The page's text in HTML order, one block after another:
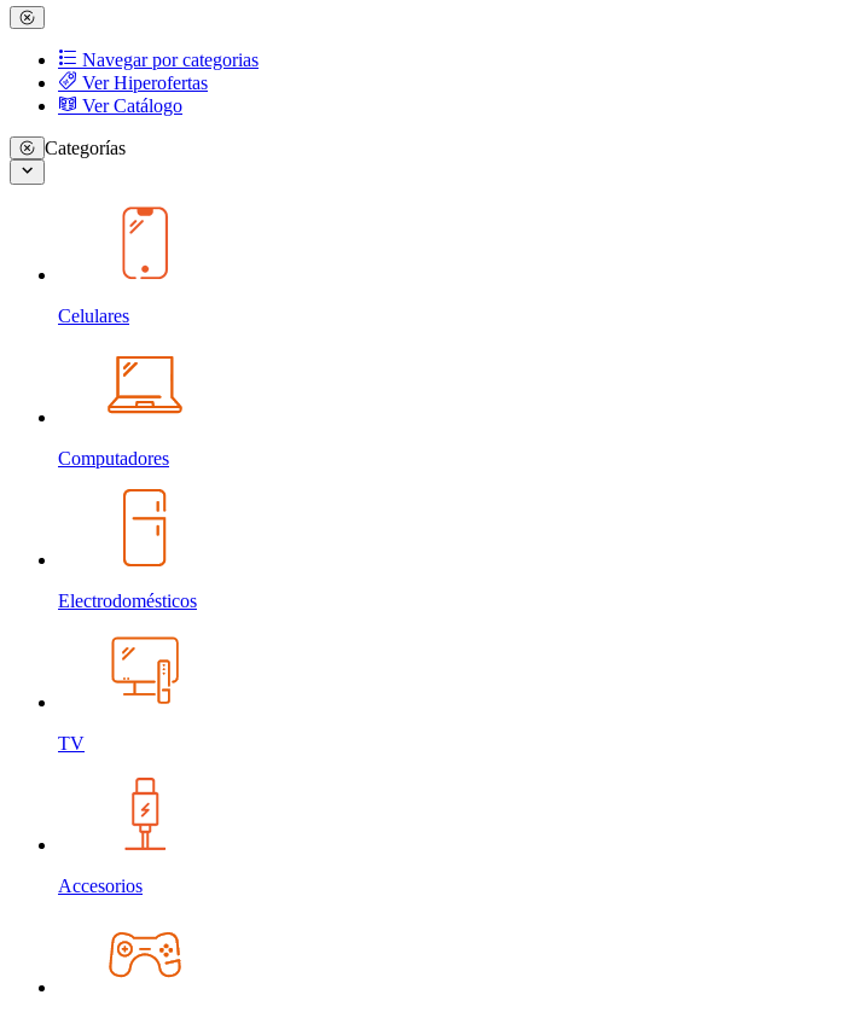
Navegar por categorias
Ver Hiperofertas
Ver Catálogo
Categorías
Celulares
Computadores
Electrodomésticos
TV
Accesorios